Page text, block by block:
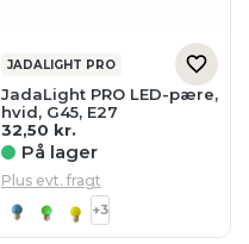
JADALIGHT PRO
JadaLight PRO LED-pære,
hvid, G45, E27
32,50 kr.
På lager
Plus evt. fragt
+3